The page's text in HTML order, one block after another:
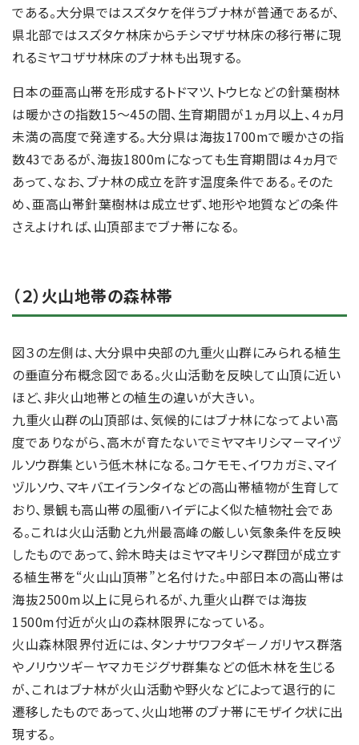
である。大分県ではスズタケを伴うブナ林が普通であるが、
県北部ではスズタケ林床からチシマザサ林床の移行帯に現
れるミヤコザサ林床のブナ林も出現する。
日本の亜高山帯を形成するトドマツ、トウヒなどの針葉樹林
は暖かさの指数15～45の間、生育期間が１ヵ月以上、４ヵ月
未満の高度で発達する。大分県は海抜1700mで暖かさの指
数43であるが、海抜1800mになっても生育期間は４ヵ月で
あって、なお、ブナ林の成立を許す温度条件である。そのた
め、亜高山帯針葉樹林は成立せず、地形や地質などの条件
さえよければ、山頂部までブナ帯になる。
（２）火山地帯の森林帯
図３の左側は、大分県中央部の九重火山群にみられる植生
の垂直分布概念図である。火山活動を反映して山頂に近い
ほど、非火山地帯との植生の違いが大きい。
九重火山群の山頂部は、気候的にはブナ林になってよい高
度でありながら、高木が育たないでミヤマキリシマ－マイヅ
ルソウ群集という低木林になる。コケモモ、イワカガミ、マイ
ヅルソウ、マキバエイランタイなどの高山帯植物が生育して
おり、景観も高山帯の風衝ハイデによく似た植物社会であ
る。これは火山活動と九州最高峰の厳しい気象条件を反映
したものであって、鈴木時夫はミヤマキリシマ群団が成立す
る植生帯を“火山山頂帯”と名付けた。中部日本の高山帯は
海抜2500m以上に見られるが、九重火山群では海抜
1500m付近が火山の森林限界になっている。
火山森林限界付近には、タンナサワフタギ－ノガリヤス群落
やノリウツギ－ヤマカモジグサ群集などの低木林を生じる
が、これはブナ林が火山活動や野火などによって退行的に
遷移したものであって、火山地帯のブナ帯にモザイク状に出
現する。